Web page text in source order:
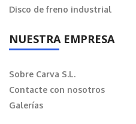
Disco de freno industrial
NUESTRA EMPRESA
Sobre Carva S.L.
Contacte con nosotros
Galerías